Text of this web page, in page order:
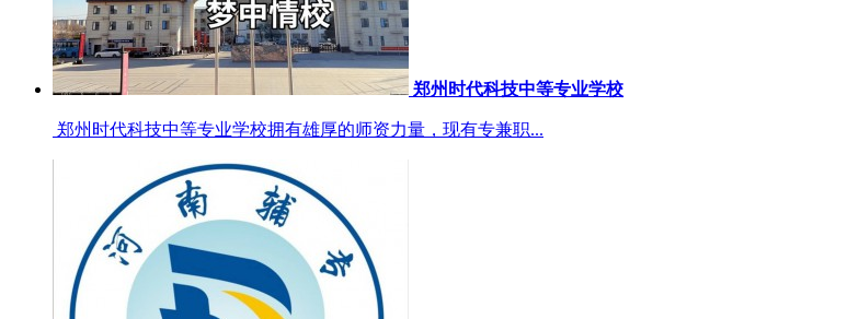
郑州时代科技中等专业学校
郑州时代科技中等专业学校拥有雄厚的师资力量，现有专兼职...